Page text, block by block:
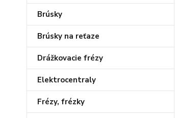
Brúsky
Brúsky na reťaze
Drážkovacie frézy
Elektrocentraly
Frézy, frézky